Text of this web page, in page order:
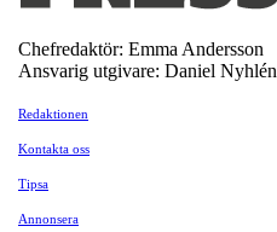
Chefredaktör: Emma Andersson
Ansvarig utgivare: Daniel Nyhlén
Redaktionen
Kontakta oss
Tipsa
Annonsera